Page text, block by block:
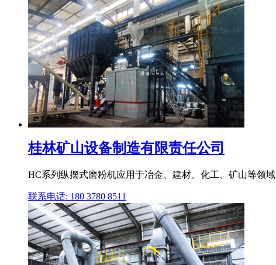
桂林矿山设备制造有限责任公司
HC系列纵摆式磨粉机应用于冶金、建材、化工、矿山等领
联系电话: 180 3780 8511